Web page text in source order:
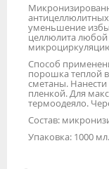
уменьшение
целлюлита любой
Способ
порошка теплой
сметаны.
пленкой. Для
термоодеяло.
Состав:
Упаковка: 1000 мл.